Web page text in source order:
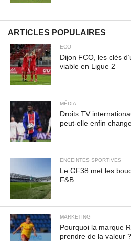
ARTICLES POPULAIRES
ECO
Dijon FCO, les clés
viable en Ligue 2
MÉDIA
Droits TV
peut-elle enfin
ENCEINTES SPORTIVES
Le GF38 met les
F&B
MARKETING
Pourquoi la marque
prendre de la valeur ?